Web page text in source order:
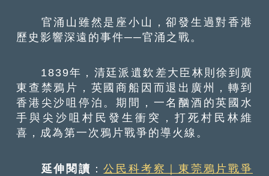
官涌山雖然是座小山，卻發生過對香港
歷史影響深遠的事件──官涌之戰。
1839年，清廷派遺欽差大臣林則徐到廣
東查禁鴉片，英國商船因而退出廣州，轉到
香港尖沙咀停泊。期間，一名酗酒的英國水
手與尖沙咀村民發生衝突，打死村民林維
喜，成為第一次鴉片戰爭的導火線。
延伸閱讀 ：公民科考察｜東莞鴉片戰爭